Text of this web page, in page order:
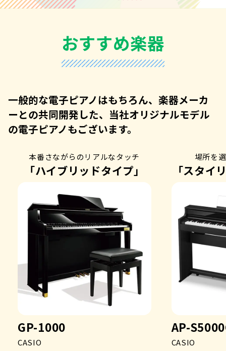
おすすめ楽器
一般的な電子ピアノはもちろん、楽器メーカ
ーとの共同開発した、当社オリジナルモデル
の電子ピアノもございます。
本番さながらのリアルなタッチ
「ハイブリッドタイプ」
GP-1000
CASIO
場所を
「スタイ
AP-
CASIO